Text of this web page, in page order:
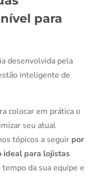
para
desenvolvida pela
inteligente de
colocar em prática o
seu atual
tópicos a seguir por
ideal para lojistas
da sua equipe e